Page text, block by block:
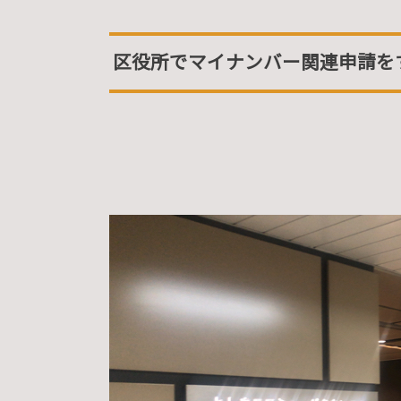
区役所でマイナンバー関連申請を